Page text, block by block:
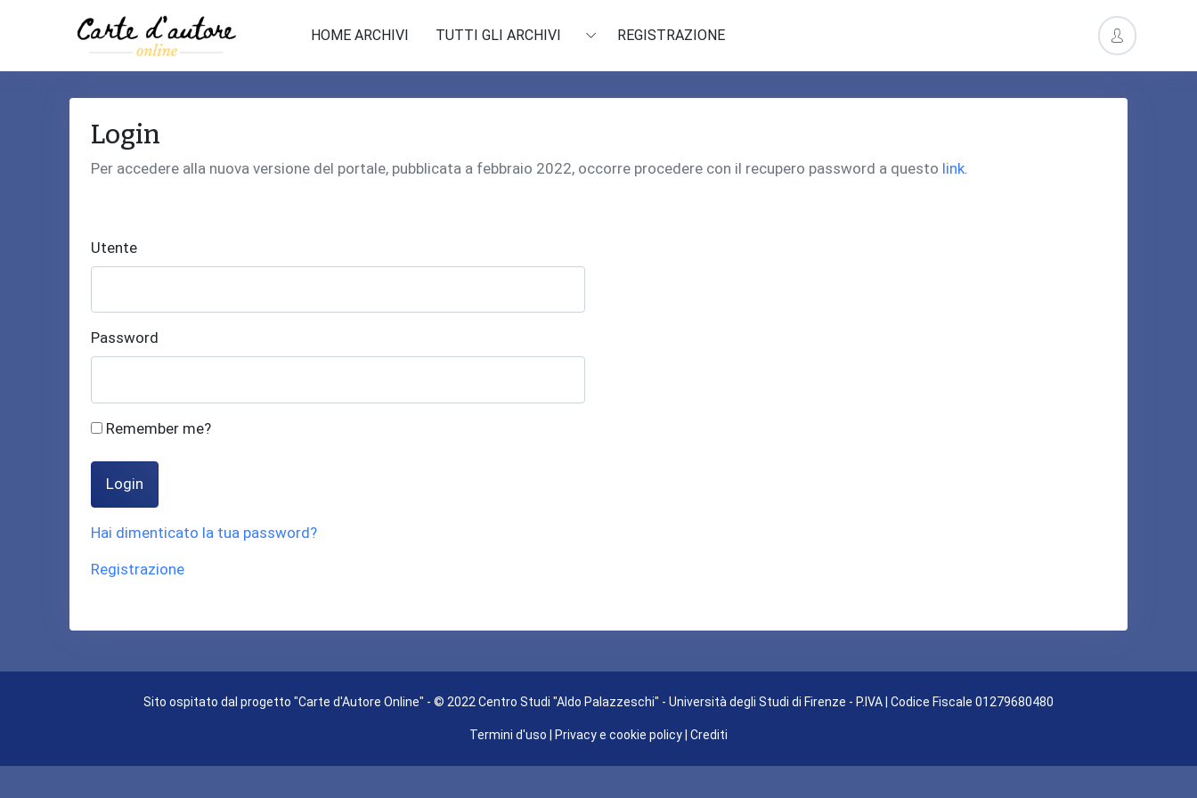
HOME ARCHIVI TUTTI GLI ARCHIVI REGISTRAZIONE
Login
Per accedere alla nuova versione del portale, pubblicata a febbraio 2022, occorre procedere con il recupero password a questo link.
Utente
Password
Remember me?
Login
Hai dimenticato la tua password?
Registrazione
Sito ospitato dal progetto "Carte d'Autore Online" - © 2022 Centro Studi "Aldo Palazzeschi" - Università degli Studi di Firenze - P.IVA | Codice Fiscale 01279680480
Termini d'uso Privacy e cookie policy Crediti